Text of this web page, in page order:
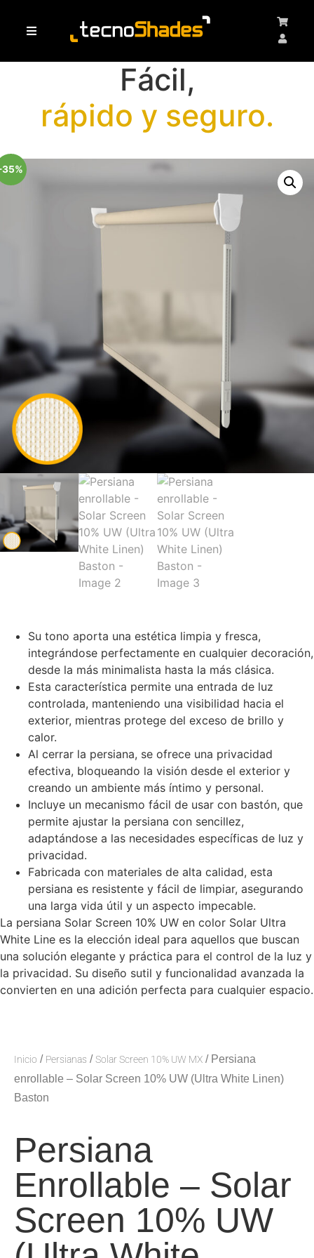
Fácil,
rápido y seguro.
Su tono aporta una estética limpia y fresca,
integrándose perfectamente en cualquier decoración,
desde la más minimalista hasta la más clásica.
Esta característica permite una entrada de luz
controlada, manteniendo una visibilidad hacia el
exterior, mientras protege del exceso de brillo y
calor.
Al cerrar la persiana, se ofrece una privacidad
efectiva, bloqueando la visión desde el exterior y
creando un ambiente más íntimo y personal.
Incluye un mecanismo fácil de usar con bastón, que
permite ajustar la persiana con sencillez,
adaptándose a las necesidades específicas de luz y
privacidad.
Fabricada con materiales de alta calidad, esta
persiana es resistente y fácil de limpiar, asegurando
una larga vida útil y un aspecto impecable.
La persiana Solar Screen 10% UW en color Solar Ultra
White Line es la elección ideal para aquellos que buscan
una solución elegante y práctica para el control de la luz y
la privacidad. Su diseño sutil y funcionalidad avanzada la
convierten en una adición perfecta para cualquier espacio.
Inicio / Persianas /Solar Screen 10% UW MX / Persiana
enrollable – Solar Screen 10% UW (Ultra White Linen)
Baston
Persiana
Enrollable – Solar
Screen 10% UW